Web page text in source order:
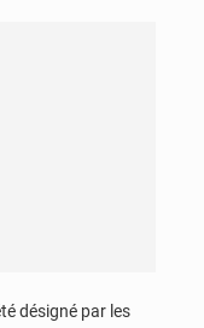
désigné par les